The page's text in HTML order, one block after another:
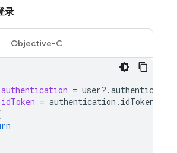
录
Objective-C
authentication = user?.authentication
idToken = authentication . idToken